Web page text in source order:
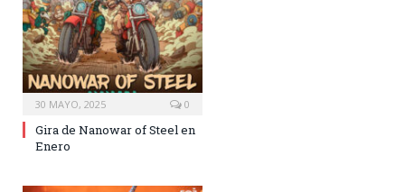
30 MAYO, 2025 0
Gira de Nanowar of Steel en
Enero